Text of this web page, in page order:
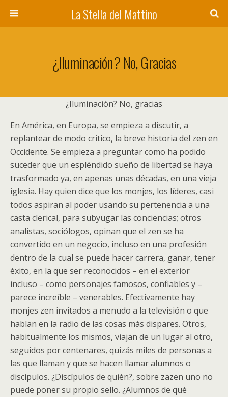
La Stella del Mattino
¿Iluminación? No, Gracias
¿Iluminación? No, gracias
En América, en Europa, se empieza a discutir, a
replantear de modo critico, la breve historia del zen en
Occidente. Se empieza a preguntar como ha podido
suceder que un espléndido sueño de libertad se haya
trasformado ya, en apenas unas décadas, en una vieja
iglesia. Hay quien dice que los monjes, los líderes, casi
todos aspiran al poder usando su pertenencia a una
casta clerical, para subyugar las conciencias; otros
analistas, sociólogos, opinan que el zen se ha
convertido en un negocio, incluso en una profesión
dentro de la cual se puede hacer carrera, ganar, tener
éxito, en la que ser reconocidos – en el exterior
incluso – como personajes famosos, confiables y –
parece increíble – venerables. Efectivamente hay
monjes zen invitados a menudo a la televisión o que
hablan en la radio de las cosas más dispares. Otros,
habitualmente los mismos, viajan de un lugar al otro,
seguidos por centenares, quizás miles de personas a
las que llaman y que se hacen llamar alumnos o
discípulos. ¿Discípulos de quién?, sobre zazen uno no
puede poner su propio sello. ¿Alumnos de qué